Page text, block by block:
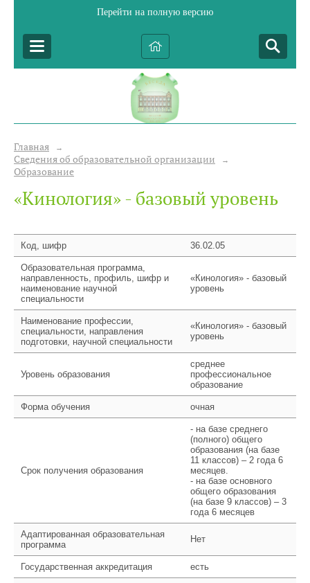
Перейти на полную версию
Главная →
Сведения об образовательной организации →
Образование
«Кинология» - базовый уровень
Код, шифр 36.02.05
Образовательная программа,
направленность, профиль, шифр и
наименование научной
специальности
«Кинология» - базовый
уровень
Наименование профессии,
специальности, направления
подготовки, научной специальности
«Кинология» - базовый
уровень
Уровень образования
среднее
профессиональное
образование
Форма обучения очная
Срок получения образования
- на базе среднего
(полного) общего
образования (на базе
11 классов) – 2 года 6
месяцев.
- на базе основного
общего образования
(на базе 9 классов) – 3
года 6 месяцев
Адаптированная образовательная
программа
Нет
Государственная аккредитация есть